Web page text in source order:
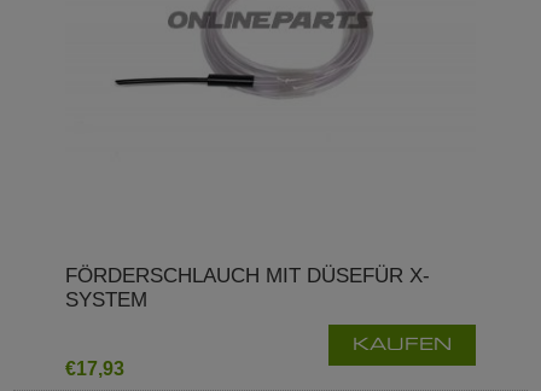
FÖRDERSCHLAUCH MIT DÜSEFÜR X-
SYSTEM
€17,93
KAUFEN